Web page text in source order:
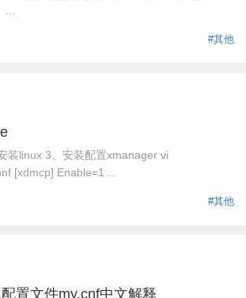
#其他
装linux 3、安装配置xmanager vi
[xdmcp] Enable=1 ...
#其他
置文件my.cnf中文解释